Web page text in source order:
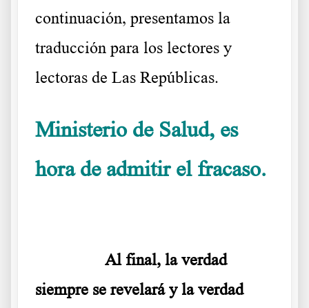
continuación, presentamos la
traducción para los lectores y
lectoras de Las Repúblicas.
Ministerio de Salud, es
hora de admitir el fracaso.
Al final, la verdad
siempre se revelará y la verdad